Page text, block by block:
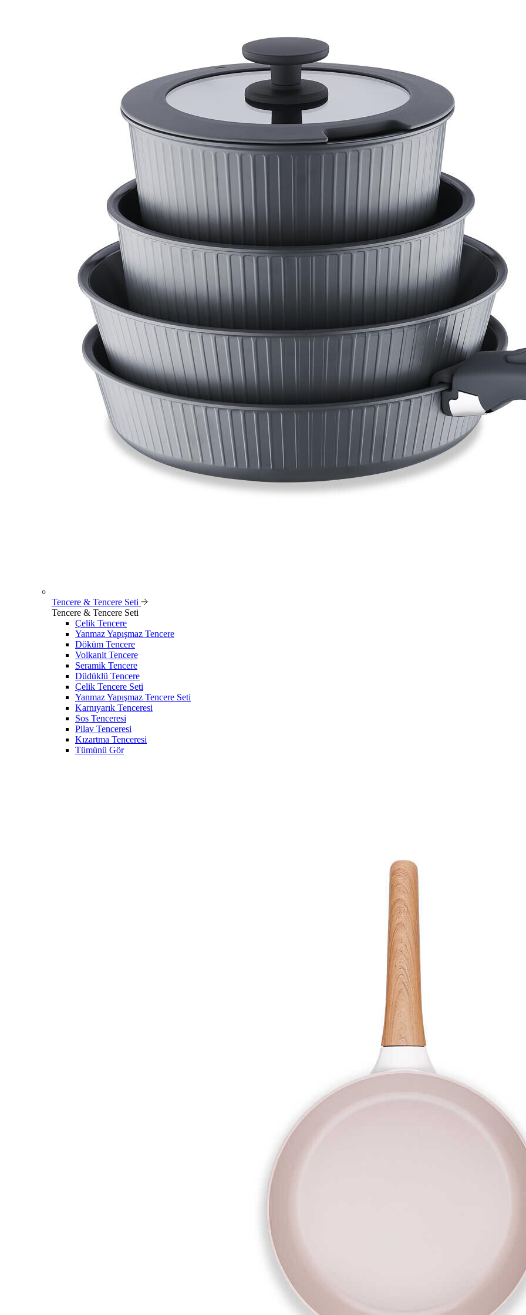
Tencere & Tencere Seti
Tencere & Tencere Seti
Çelik Tencere
Yanmaz Yapışmaz Tencere
Döküm Tencere
Volkanit Tencere
Seramik Tencere
Düdüklü Tencere
Çelik Tencere Seti
Yanmaz Yapışmaz Tencere Seti
Karnıyarık Tenceresi
Sos Tenceresi
Pilav Tenceresi
Kızartma Tenceresi
Tümünü Gör